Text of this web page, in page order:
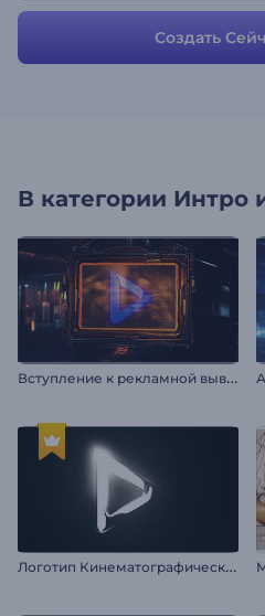
Создать
В категории Интро
В
ступление к рекламной вывеске в стиле киберпанк
Л
оготип Кинематографическое сияние